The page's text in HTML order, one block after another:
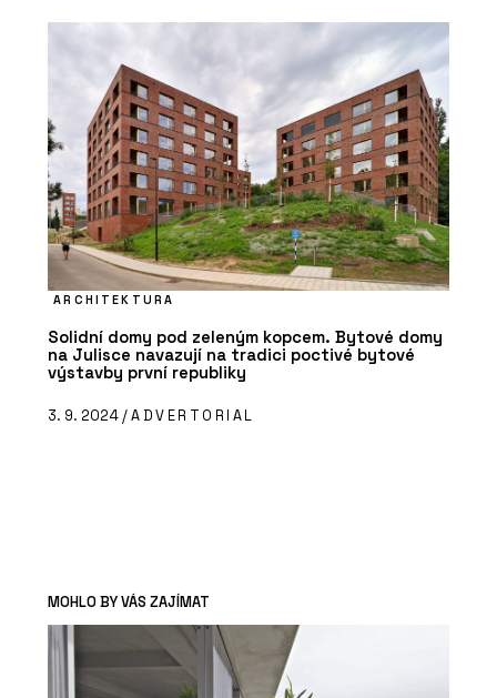
ARCHITEKTURA
Solidní domy pod zeleným kopcem. Bytové domy
na Julisce navazují na tradici poctivé bytové
výstavby první republiky
3. 9. 2024 /ADVERTORIAL
MOHLO BY VÁS ZAJÍMAT